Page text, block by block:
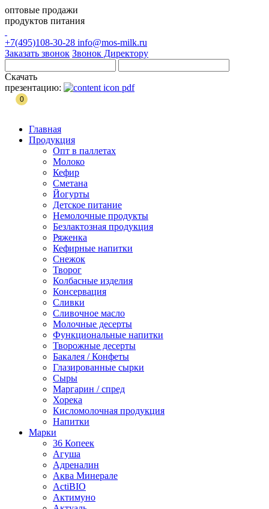
оптовые продажи
продуктов питания
+7(495)108-30-28 info@mos-milk.ru
Заказать звонок Звонок Директору
Скачать
презентацию:
0
Главная
Продукция
Опт в паллетах
Молоко
Кефир
Сметана
Йогурты
Детское питание
Немолочные продукты
Безлактозная продукция
Ряженка
Кефирные напитки
Снежок
Творог
Колбасные изделия
Консервация
Сливки
Сливочное масло
Молочные десерты
Функциональные напитки
Творожные десерты
Бакалея / Конфеты
Глазированные сырки
Сыры
Маргарин / спред
Хорека
Кисломолочная продукция
Напитки
Марки
36 Копеек
Агуша
Адреналин
Аква Минерале
ActiBIO
Актимуно